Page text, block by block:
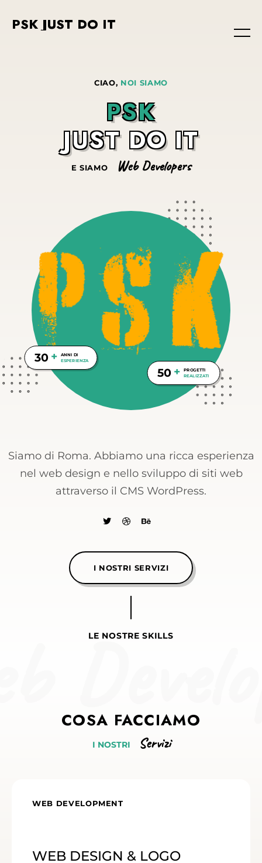
PSK JUST DO IT
CIAO, NOI SIAMO
PSK
JUST DO IT
E SIAMO Web Developers
Siamo di Roma. Abbiamo una ricca esperienza
nel web design e nello sviluppo di siti web
attraverso il CMS WordPress.
I NOSTRI SERVIZI
LE NOSTRE SKILLS
30 +
ANNI DI
ESPERIENZA
50 +
PROGETTI
REALIZZATI
COSA FACCIAMO
I NOSTRI Servizi
WEB DEVELOPMENT
WEB DESIGN & LOGO